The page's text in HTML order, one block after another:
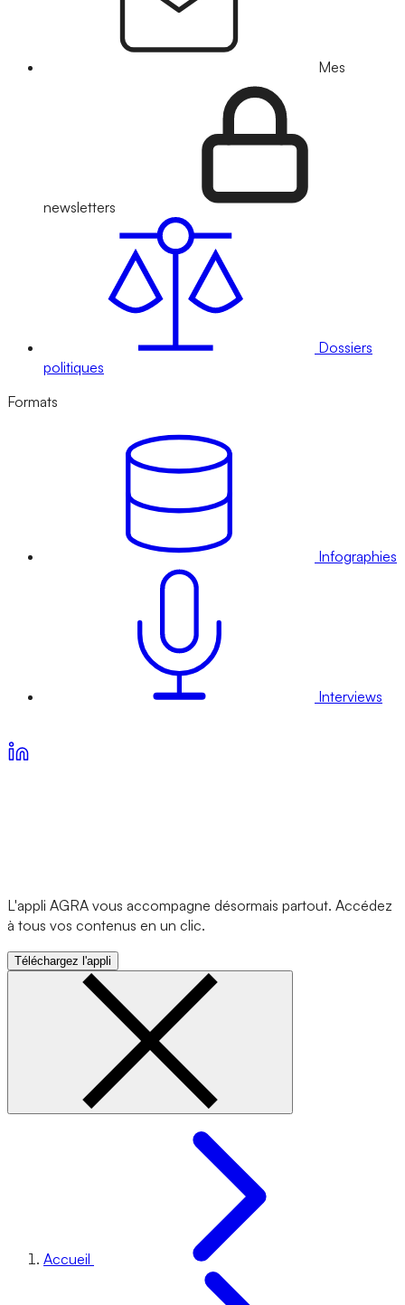
Mes
newsletters
Dossiers
politiques
Formats
Infographies
Interviews
L'appli AGRA vous accompagne désormais partout. Accédez
à tous vos contenus en un clic.
Téléchargez l'appli
Accueil